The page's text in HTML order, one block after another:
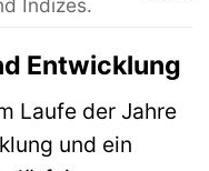
Indizes.
Entwicklung
Laufe der Jahre
und ein